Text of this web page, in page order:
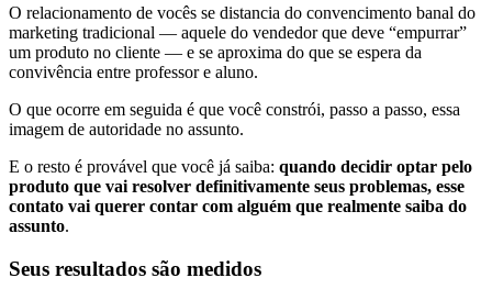
O relacionamento de vocês se distancia do convencimento banal do
marketing tradicional — aquele do vendedor que deve “empurrar”
um produto no cliente — e se aproxima do que se espera da
convivência entre professor e aluno.
O que ocorre em seguida é que você constrói, passo a passo, essa
imagem de autoridade no assunto.
E o resto é provável que você já saiba: quando decidir optar pelo
produto que vai resolver definitivamente seus problemas, esse
contato vai querer contar com alguém que realmente saiba do
assunto.
Seus resultados são medidos